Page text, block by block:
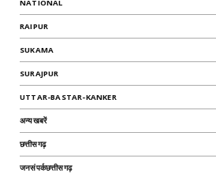
NATIONAL
RAIPUR
SUKAMA
SURAJPUR
UTTAR-BASTAR-KANKER
अन्यखबरें
छत्तीसगढ़
जनसंपर्कछत्तीसगढ़